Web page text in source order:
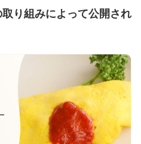
り組みによって公開され